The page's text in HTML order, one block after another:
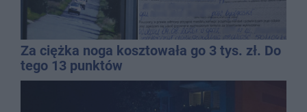
Za ciężka noga kosztowała go 3 tys. zł. Do
tego 13 punktów